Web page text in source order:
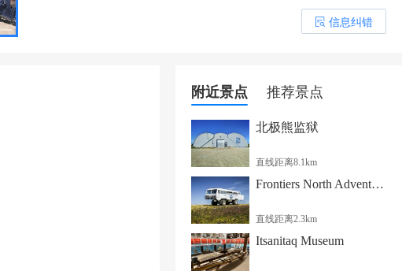
󰎒 信息纠错
附近景点 推荐景点
北极熊监狱
直线距离8.1km
Frontiers North Adventures - Churchill Office
直线距离2.3km
Itsanitaq Museum